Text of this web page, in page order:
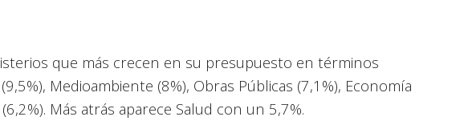
que más crecen en su presupuesto en términos
Medioambiente (8%), Obras Públicas (7,1%), Economía
Más atrás aparece Salud con un 5,7%.